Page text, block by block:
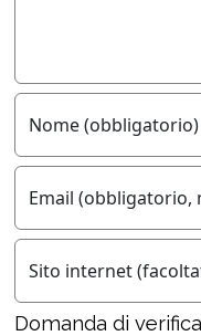
Nome (obbligatorio)
Email (obbligatorio,
Sito internet
Domanda di verifica